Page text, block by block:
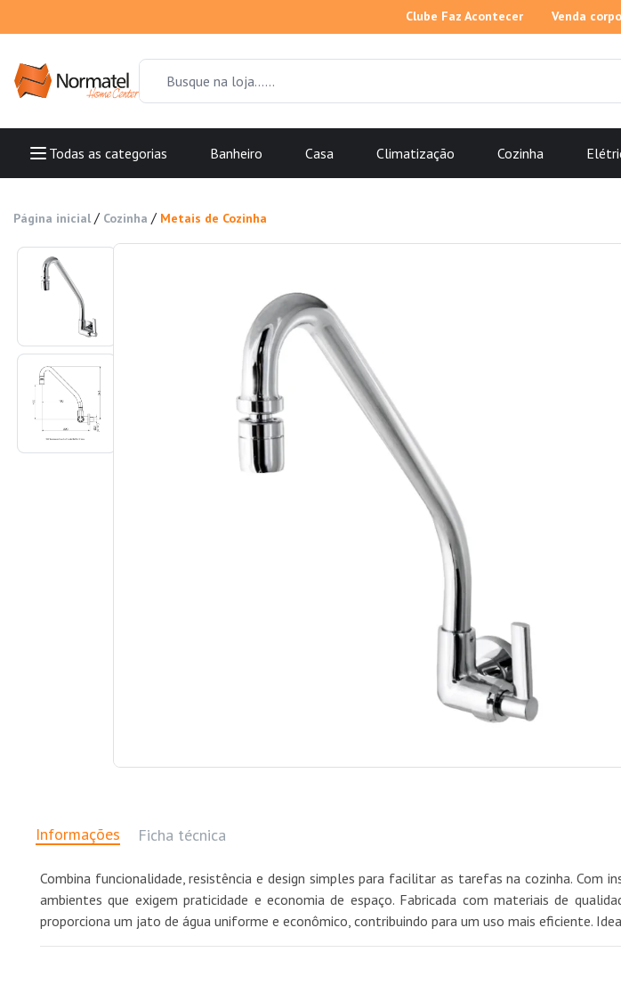
Clube Faz Acontecer Venda
Todas as categorias Banheiro Casa Climatização Cozinha
Página inicial / Cozinha / Metais de Cozinha
Informações Ficha técnica
Combina funcionalidade, resistência e design simples para facilitar as tarefas na cozinha.
ambientes que exigem praticidade e economia de espaço. Fabricada com materiais de
proporciona um jato de água uniforme e econômico, contribuindo para um uso mais eficiente.